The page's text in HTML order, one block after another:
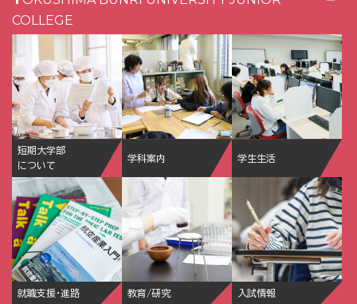
COLLEGE
短期大学部
について
学科案内 学生生活
就職支援・進路 教育/研究 入試情報